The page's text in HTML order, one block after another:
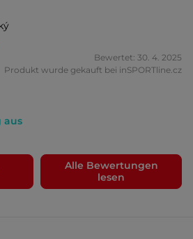
Bewertet: 30. 4. 2025
Produkt wurde gekauft bei inSPORTline.cz
aus
Alle Bewertungen
lesen